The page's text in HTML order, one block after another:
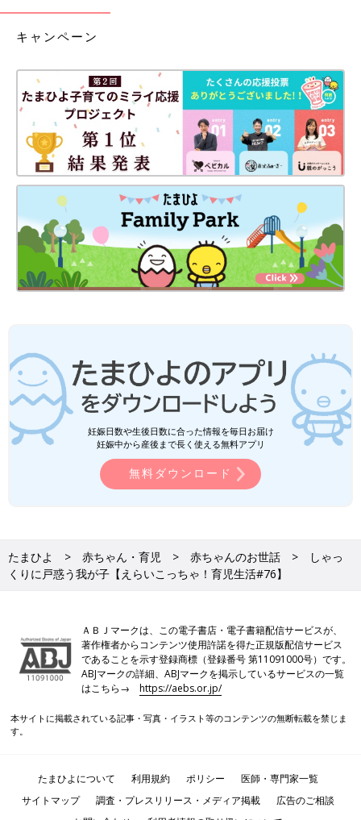
キャンペーン
妊娠日数や生後日数に合った情報を毎日お届け
妊娠中から産後まで長く使える無料アプリ
無料ダウンロード
たまひよ 赤ちゃん・育児 赤ちゃんのお世話
しゃっ
くりに戸惑う我が子【えらいこっちゃ！育児生活#76】
ＡＢＪマークは、この電子書店・電子書籍配信サービスが、
著作権者からコンテンツ使用許諾を得た正規版配信サービス
であることを示す登録商標（登録番号 第11091000号）です。
ABJマークの詳細、ABJマークを掲示しているサービスの一覧
はこちら→https://aebs.or.jp/
本サイトに掲載されている記事・写真・イラスト等のコンテンツの無断転載を禁じま
す。
たまひよについて 利用規約 ポリシー
医師・専門家一覧
サイトマップ
調査・プレスリリース・メディア掲載
広告のご相談